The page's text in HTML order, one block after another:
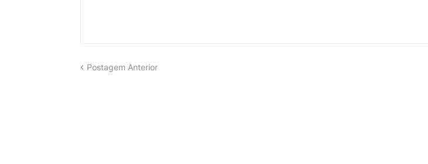
Postagem Anterior